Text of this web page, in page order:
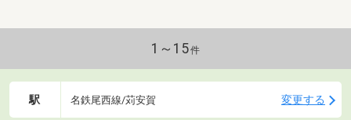
1～15件
駅 名鉄尾西線/苅安賀 変更する